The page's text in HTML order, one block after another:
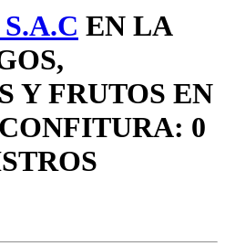
EN LA
Y FRUTOS EN
0